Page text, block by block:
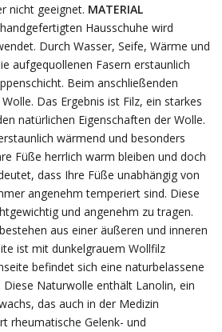
nicht geeignet. MATERIAL
Hausschuhe wird
Durch Wasser, Seife, Wärme und
aufgequollenen Fasern erstaunlich
Beim anschließenden
Das Ergebnis ist Filz, ein starkes
natürlichen Eigenschaften der Wolle.
wärmend und besonders
Füße herrlich warm bleiben und doch
dass Ihre Füße unabhängig von
angenehm temperiert sind. Diese
und angenehm zu tragen.
aus einer äußeren und inneren
ist mit dunkelgrauem Wollfilz
befindet sich eine naturbelassene
Diese Naturwolle enthält Lanolin, ein
das auch in der Medizin
rheumatische Gelenk- und